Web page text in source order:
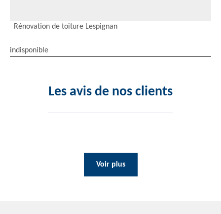
Rénovation de toiture Lespignan
indisponible
Les avis de nos clients
Voir plus